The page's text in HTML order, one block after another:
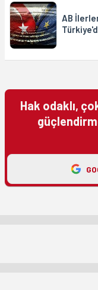
AB
Hak odaklı,